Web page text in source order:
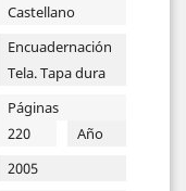
Castellano
Encuadernación
Tela. Tapa dura
Páginas
220
Año
2005